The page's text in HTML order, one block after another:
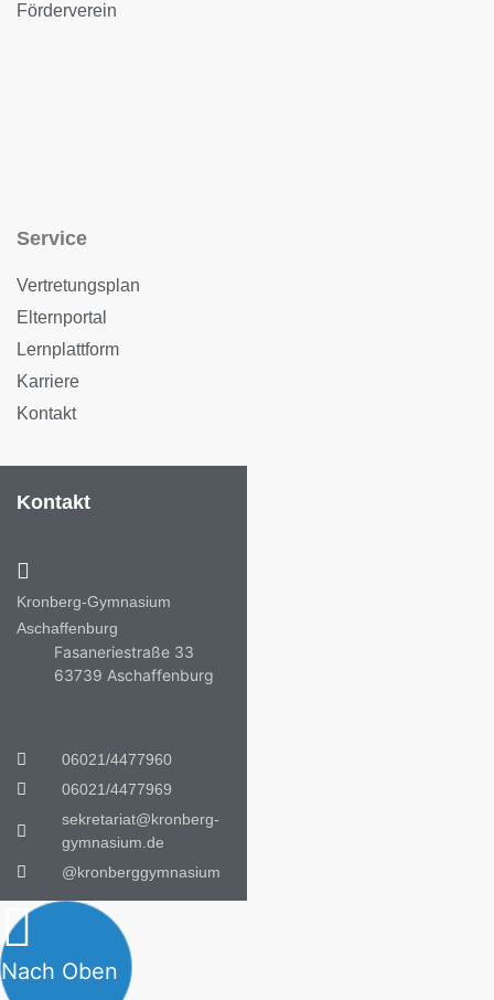
Förderverein
Service
Vertretungsplan
Elternportal
Lernplattform
Karriere
Kontakt
Kontakt
Kronberg-Gymnasium
Aschaffenburg
Fasaneriestraße 33
63739 Aschaffenburg
06021/4477960
06021/4477969
sekretariat@kronberg-
gymnasium.de
@kronberggymnasium
Nach Oben